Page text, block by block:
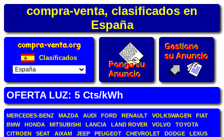
compra-venta, clasificados en
España
Clasificados
OFERTA LUZ: 5 Cts/kWh
MERCEDES-BENZ MAZDA AUDI FORD RENAULT VOLKSWAGEN
FIAT
BMW
HONDA MITSUBISHI LANCIA LAND ROVER VOLVO
TOYOTA
CITROEN
SEAT AIXAM JEEP PEUGEOT CHEVROLET DODGE
LEXUS